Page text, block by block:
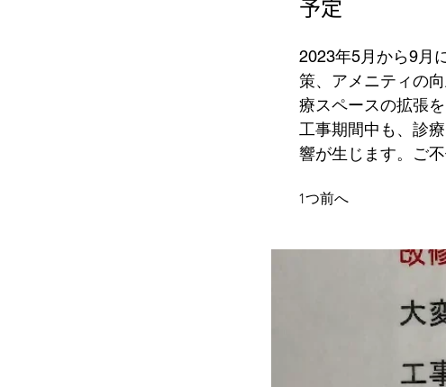
予定
2023年5月から9月
策、アメニティの
療スペースの拡張
工事期間中も、診
響が生じます。ご
1つ前へ